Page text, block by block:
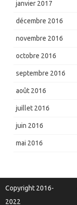
janvier 2017
décembre 2016
novembre 2016
octobre 2016
septembre 2016
août 2016
juillet 2016
juin 2016
mai 2016
Copyright 2016-
2022